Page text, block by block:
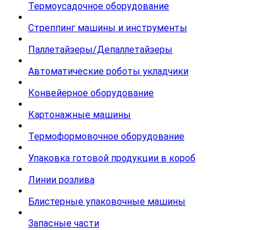
Термоусадочное оборудование
Стреппинг машины и инструменты
Паллетайзеры/Депаллетайзеры
Автоматические роботы укладчики
Конвейерное оборудование
Картонажные машины
Термоформовочное оборудование
Упаковка готовой продукции в короб
Линии розлива
Блистерные упаковочные машины
Запасные части